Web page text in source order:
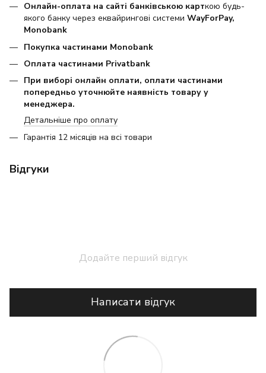
Онлайн-оплата на сайті банківською карткою будь-
якого банку через еквайрингові системи WayForPay,
Monobank
Покупка частинами Monobank
Оплата частинами Privatbank
При виборі онлайн оплати, оплати частинами
попередньо уточнюйте наявність товару у
менеджера.
Детальніше про оплату
Гарантія 12 місяців на всі товари
Відгуки
Додайте перший відгук
Написати відгук